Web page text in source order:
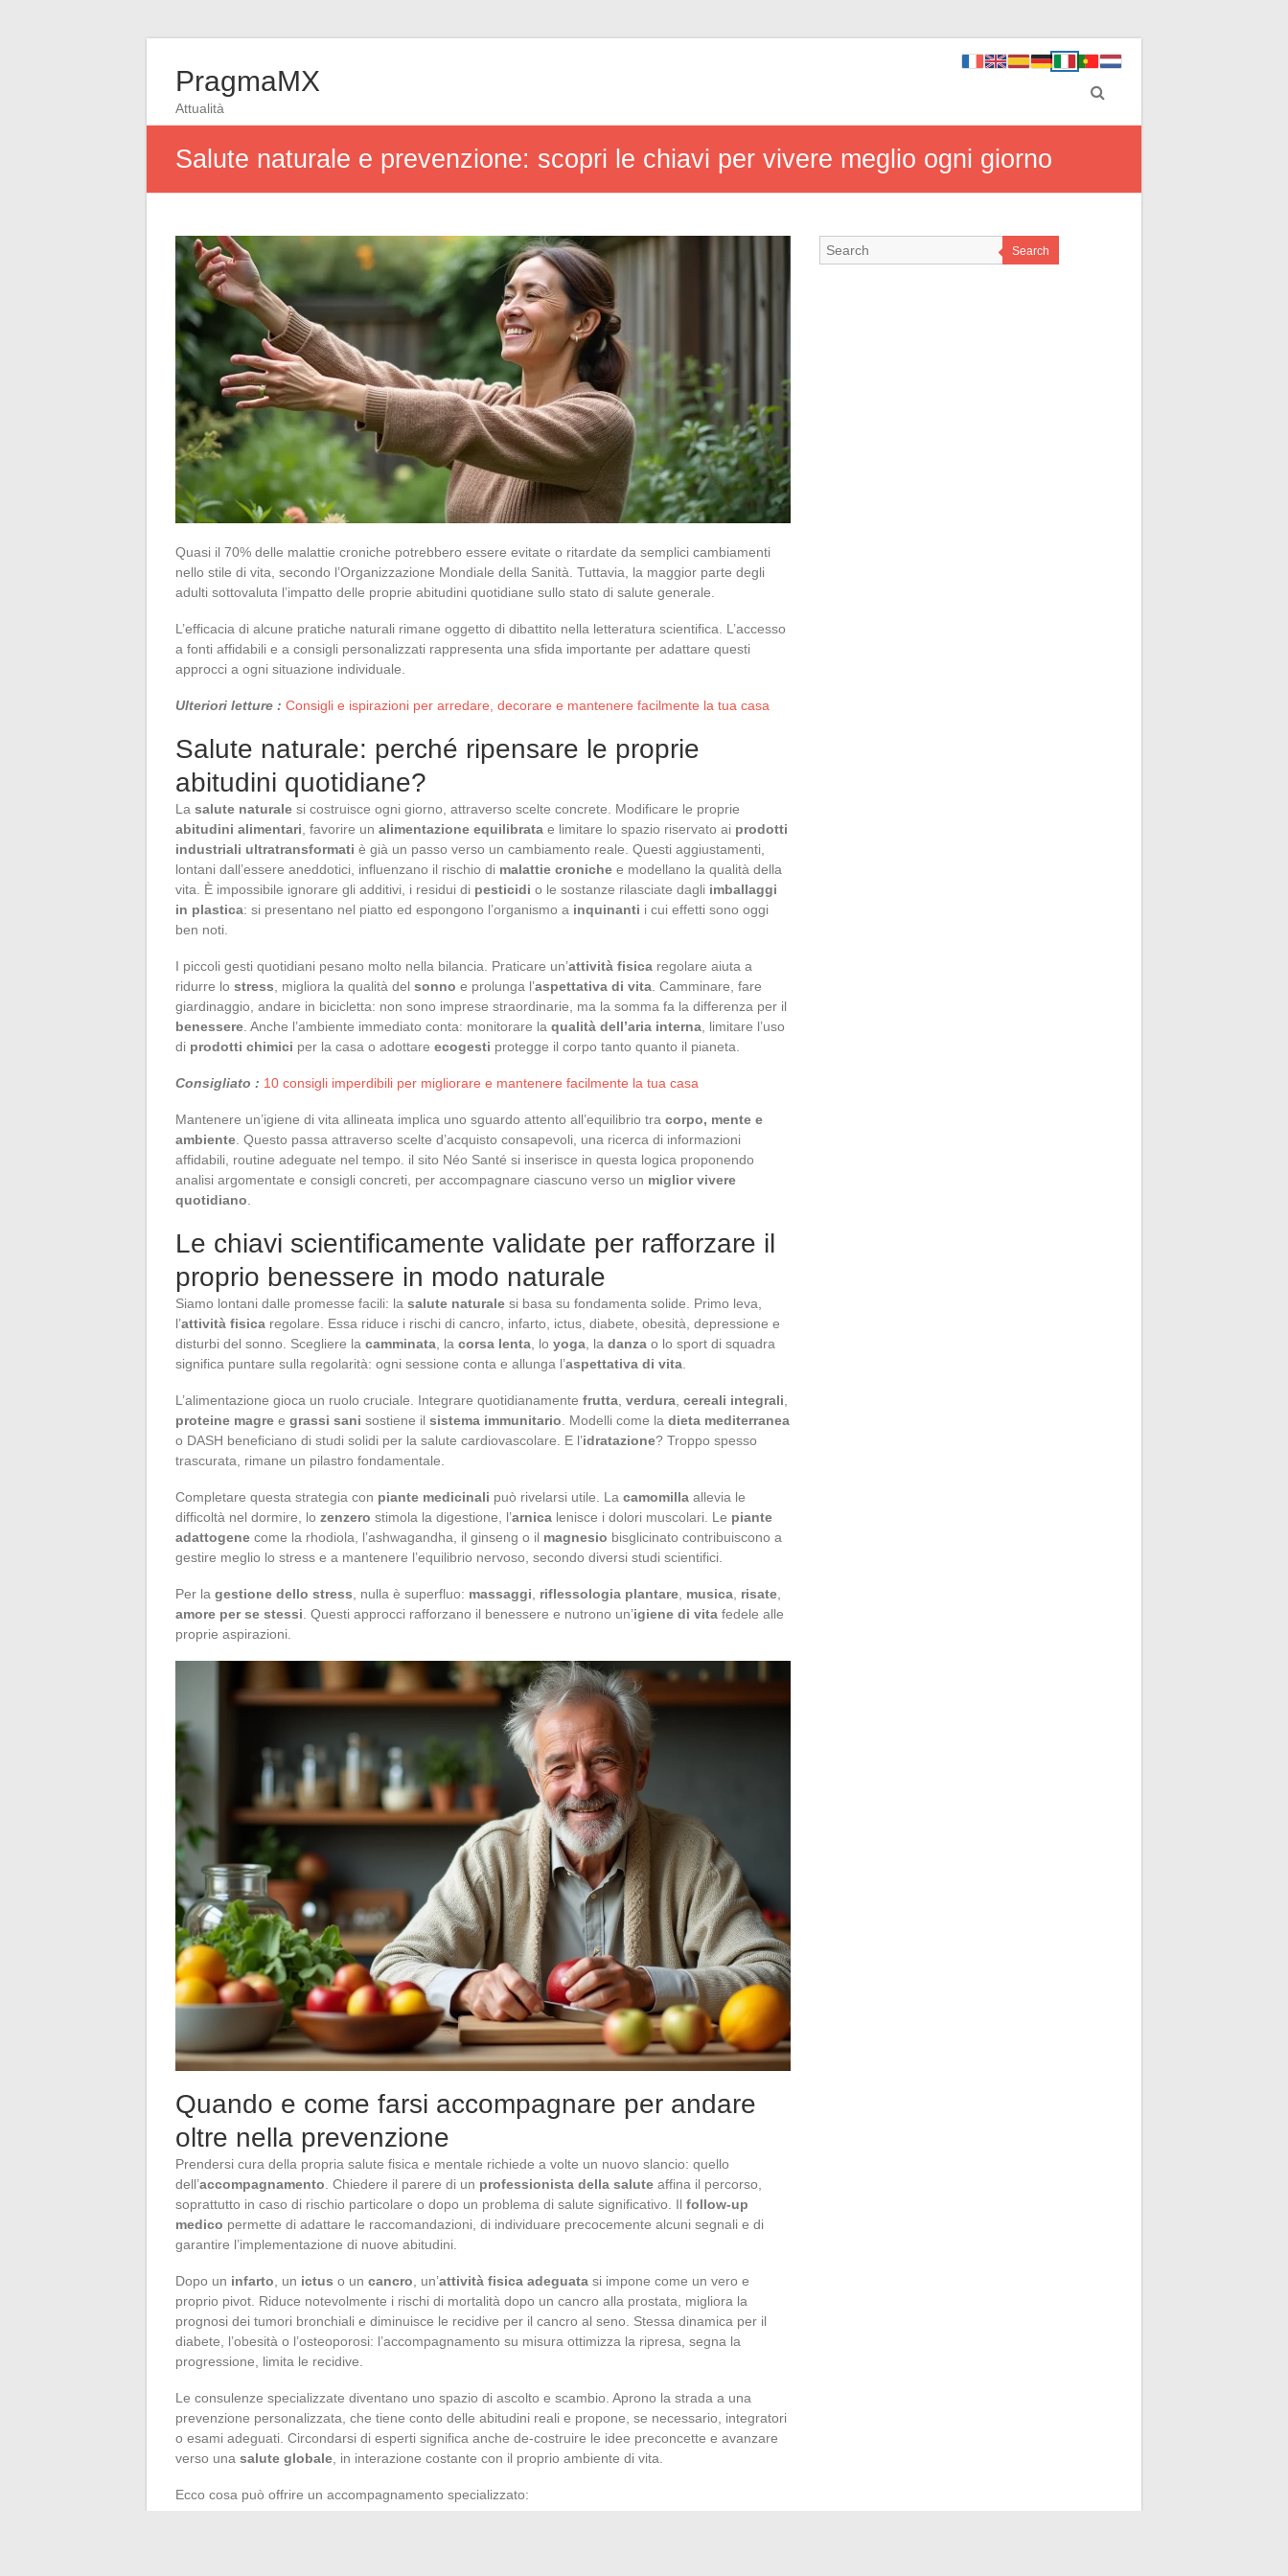
PragmaMX
Attualità
Salute naturale e prevenzione: scopri le chiavi per vivere meglio ogni giorno
Quasi il 70% delle malattie croniche potrebbero essere evitate o ritardate da semplici cambiamenti
nello stile di vita, secondo l’Organizzazione Mondiale della Sanità. Tuttavia, la maggior parte degli
adulti sottovaluta l’impatto delle proprie abitudini quotidiane sullo stato di salute generale.
L’efficacia di alcune pratiche naturali rimane oggetto di dibattito nella letteratura scientifica. L’accesso
a fonti affidabili e a consigli personalizzati rappresenta una sfida importante per adattare questi
approcci a ogni situazione individuale.
Ulteriori letture : Consigli e ispirazioni per arredare, decorare e mantenere facilmente la tua casa
Salute naturale: perché ripensare le proprie
abitudini quotidiane?
La salute naturale si costruisce ogni giorno, attraverso scelte concrete. Modificare le proprie
abitudini alimentari , favorire un alimentazione equilibrata e limitare lo spazio riservato ai prodotti
industriali ultratransformati è già un passo verso un cambiamento reale. Questi aggiustamenti,
lontani dall’essere aneddotici, influenzano il rischio di malattie croniche e modellano la qualità della
vita. È impossibile ignorare gli additivi, i residui di pesticidi o le sostanze rilasciate dagli imballaggi
in plastica: si presentano nel piatto ed espongono l’organismo a inquinanti i cui effetti sono oggi
ben noti.
I piccoli gesti quotidiani pesano molto nella bilancia. Praticare un’attività fisica regolare aiuta a
ridurre lo stress , migliora la qualità del sonno e prolunga l’aspettativa di vita . Camminare, fare
giardinaggio, andare in bicicletta: non sono imprese straordinarie, ma la somma fa la differenza per il
benessere . Anche l’ambiente immediato conta: monitorare la qualità dell’aria interna , limitare l’uso
di prodotti chimici per la casa o adottare ecogesti protegge il corpo tanto quanto il pianeta.
Consigliato : 10 consigli imperdibili per migliorare e mantenere facilmente la tua casa
Mantenere un’igiene di vita allineata implica uno sguardo attento all’equilibrio tra corpo, mente e
ambiente . Questo passa attraverso scelte d’acquisto consapevoli, una ricerca di informazioni
affidabili, routine adeguate nel tempo. il sito Néo Santé si inserisce in questa logica proponendo
analisi argomentate e consigli concreti, per accompagnare ciascuno verso un miglior vivere
quotidiano
Le chiavi scientificamente validate per rafforzare il
proprio benessere in modo naturale
Siamo lontani dalle promesse facili: la salute naturale si basa su fondamenta solide. Primo leva,
l’attività fisica regolare. Essa riduce i rischi di cancro, infarto, ictus, diabete, obesità, depressione e
disturbi del sonno. Scegliere la camminata , la corsa lenta , lo yoga , la danza o lo sport di squadra
significa puntare sulla regolarità: ogni sessione conta e allunga l’aspettativa di vita
L’alimentazione gioca un ruolo cruciale. Integrare quotidianamente frutta verdura cereali integrali
proteine magre e grassi sani sostiene il sistema immunitario . Modelli come la dieta mediterranea
o DASH beneficiano di studi solidi per la salute cardiovascolare. E l’idratazione? Troppo spesso
trascurata, rimane un pilastro fondamentale.
Completare questa strategia con piante medicinali può rivelarsi utile. La camomilla allevia le
difficoltà nel dormire, lo zenzero stimola la digestione, l’arnica lenisce i dolori muscolari. Le piante
adattogene come la rhodiola, l’ashwagandha, il ginseng o il magnesio bisglicinato contribuiscono a
gestire meglio lo stress e a mantenere l’equilibrio nervoso, secondo diversi studi scientifici.
Per la gestione dello stress , nulla è superfluo: massaggi riflessologia plantare musica risate
amore per se stessi . Questi approcci rafforzano il benessere e nutrono un’igiene di vita fedele alle
proprie aspirazioni.
Quando e come farsi accompagnare per andare
oltre nella prevenzione
Prendersi cura della propria salute fisica e mentale richiede a volte un nuovo slancio: quello
dell’accompagnamento . Chiedere il parere di un professionista della salute affina il percorso,
soprattutto in caso di rischio particolare o dopo un problema di salute significativo. Il follow-up
medico permette di adattare le raccomandazioni, di individuare precocemente alcuni segnali e di
garantire l’implementazione di nuove abitudini.
Dopo un infarto , un ictus o un cancro , un’attività fisica adeguata si impone come un vero e
proprio pivot. Riduce notevolmente i rischi di mortalità dopo un cancro alla prostata, migliora la
prognosi dei tumori bronchiali e diminuisce le recidive per il cancro al seno. Stessa dinamica per il
diabete, l’obesità o l’osteoporosi: l’accompagnamento su misura ottimizza la ripresa, segna la
progressione, limita le recidive.
Le consulenze specializzate diventano uno spazio di ascolto e scambio. Aprono la strada a una
prevenzione personalizzata, che tiene conto delle abitudini reali e propone, se necessario, integratori
o esami adeguati. Circondarsi di esperti significa anche de-costruire le idee preconcette e avanzare
verso una salute globale , in interazione costante con il proprio ambiente di vita.
Ecco cosa può offrire un accompagnamento specializzato:
Search